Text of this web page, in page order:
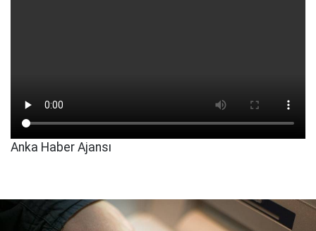
Anka Haber Ajansı